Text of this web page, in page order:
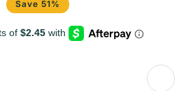
Save 51%